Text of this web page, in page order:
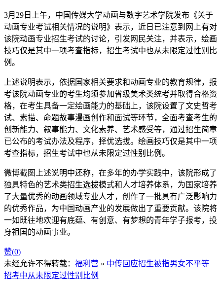
3月29日上午，中国传媒大学动画与数字艺术学院发布《关于
动画专业考试相关情况的说明》表示，近日已注意到网上有对
该院动画专业招生考试的讨论，引发网民关注，并表示，绘画
技巧仅是其中一项考查指标，招生考试中也从未限定过性别比
例。
上述说明表示，依据国家相关要求和动画专业的教育规律，报
考该院动画专业的考生均须参加省级美术类统考并取得合格资
格，在考生具备一定绘画能力的基础上，该院设置了文史哲考
试、素描、命题故事漫画创作和面试等环节，全面考查考生的
创新能力、叙事能力、文化素养、艺术感受等，通过招生简章
已公布的考试办法及程序，择优选拔。绘画技巧仅是其中一项
考查指标，招生考试中也从未限定过性别比例。
微博截图上述说明中还称，在多年的办学实践中，该院形成了
独具特色的艺术类招生选拔模式和人才培养体系，为国家培养
了大量优秀的动画领域专业人才，创作了一批具有广泛影响力
的优秀作品，为中国动画产业的发展做出了重要贡献。该院将
一如既往地欢迎有底蕴、有创意、有梦想的青年学子报考，投
身祖国的动画事业。
赞(0)
未经允许不得转载： 福利营 » 中传回应招生被指男女不平等
招考中从未限定过性别比例